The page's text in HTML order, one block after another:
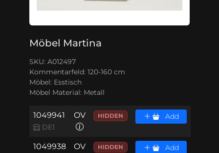
Möbel Martina
SKU: A012497
Kommentarfeld: 120-160 cm
Möbel: Esstisch
Möbel Material: Metall
1049941
DE1
OV HIDDEN Add
1049938 OV HIDDEN Add